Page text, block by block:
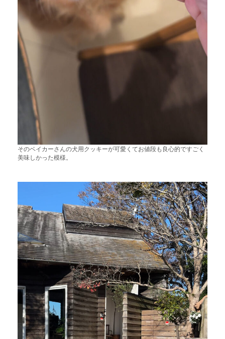
そのベイカーさんの犬用クッキーが可愛くてお値段も良心的ですごく
美味しかった模様。